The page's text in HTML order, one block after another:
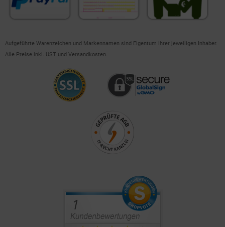
Aufgeführte Warenzeichen und Markennamen sind Eigentum ihrer jeweiligen Inhaber.
Alle Preise inkl. UST und Versandkosten.